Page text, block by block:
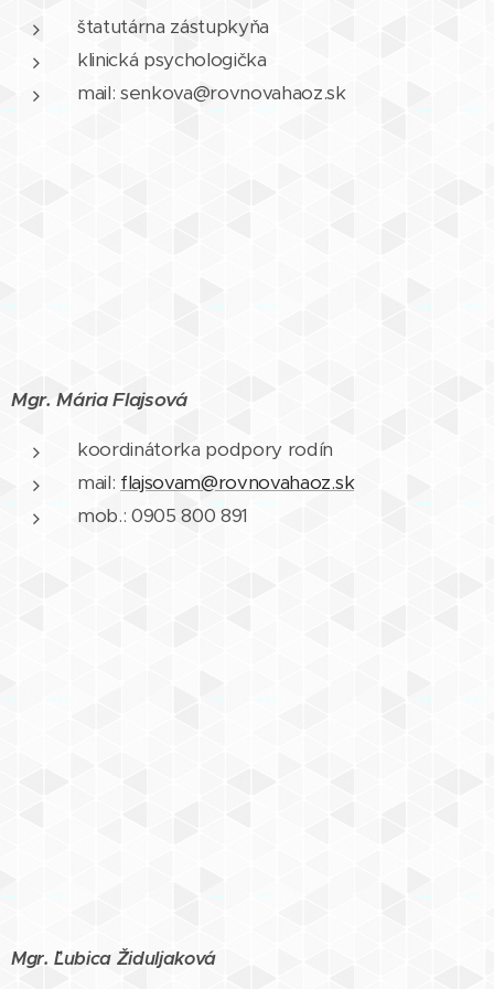
štatutárna zástupkyňa
klinická psychologička
mail: senkova@rovnovahaoz.sk
Mgr. Mária Flajsová
koordinátorka podpory rodín
mail: flajsovam@rovnovahaoz.sk
mob.: 0905 800 891
Mgr. ˇĽubica Židuljaková